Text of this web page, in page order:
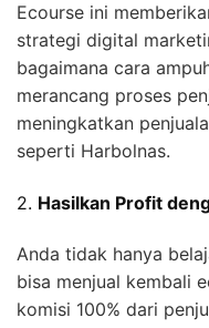
Ecourse ini
strategi digital
bagaimana cara
merancang proses
meningkatkan
seperti Harbolnas.
2. Hasilkan Profit
Anda tidak hanya
bisa menjual kembali
komisi 100% dari